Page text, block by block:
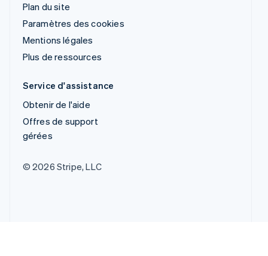
Plan du site
Paramètres des cookies
Mentions légales
Plus de ressources
Service d'assistance
Obtenir de l'aide
Offres de support
gérées
© 2026 Stripe, LLC